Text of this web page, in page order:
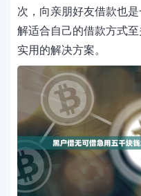
次，向亲朋好友借款也
解适合自己的借款方式
实用的解决方案。